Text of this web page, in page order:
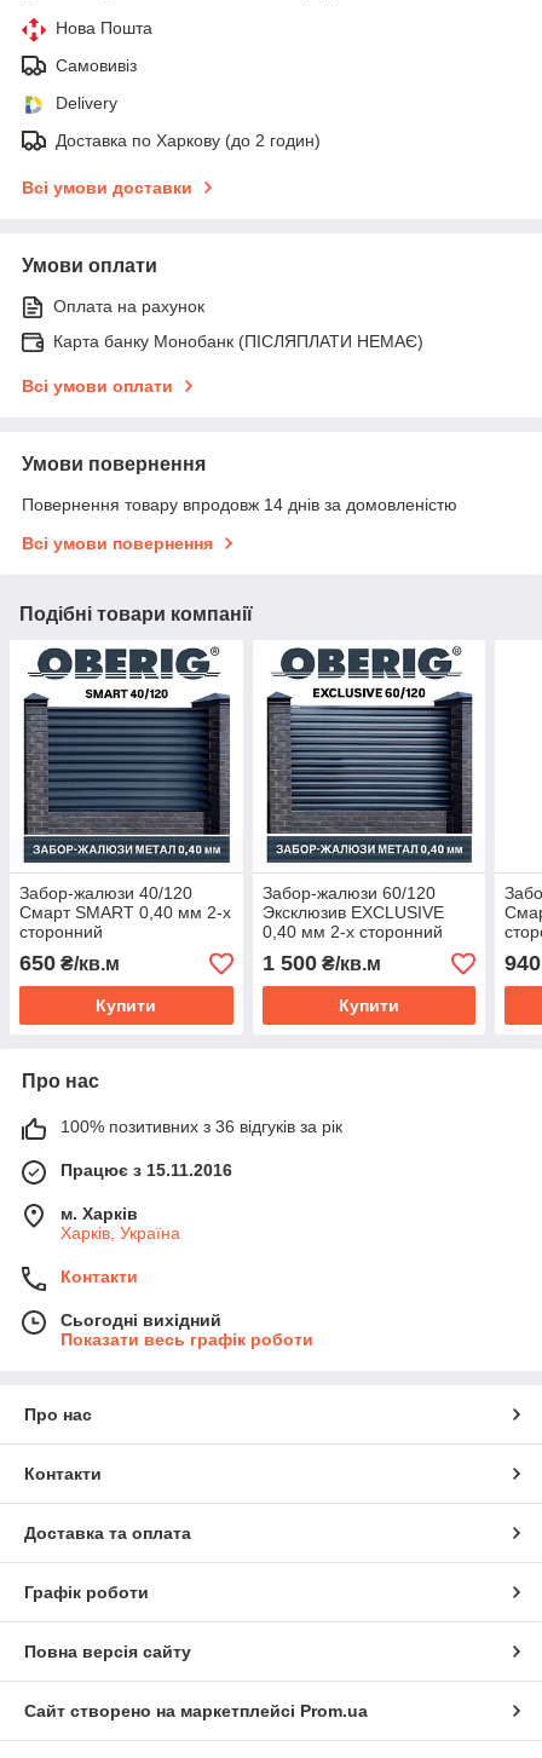
Нова Пошта
Самовивіз
Delivery
Доставка по Харкову (до 2 годин)
Всі умови доставки
Умови оплати
Оплата на рахунок
Карта банку Монобанк (ПІСЛЯПЛАТИ НЕМАЄ)
Всі умови оплати
Умови повернення
Повернення товару впродовж 14 днів за домовленістю
Всі умови повернення
Подібні товари компанії
Забор-жалюзи 40/120
Смарт SMART 0,40 мм 2-х
сторонний
650 ₴/кв.м
Купити
Забор-жалюзи 60/120
Эксклюзив EXCLUSIVE
0,40 мм 2-х сторонний
1 500₴/кв.м
Купити
940
Про нас
100% позитивних з 36 відгуків за рік
Працює з 15.11.2016
м. Харків
Харків, Україна
Контакти
Сьогодні вихідний
Показати весь графік роботи
Про нас
Контакти
Доставка та оплата
Графік роботи
Повна версія сайту
Сайт створено на маркетплейсі Prom.ua